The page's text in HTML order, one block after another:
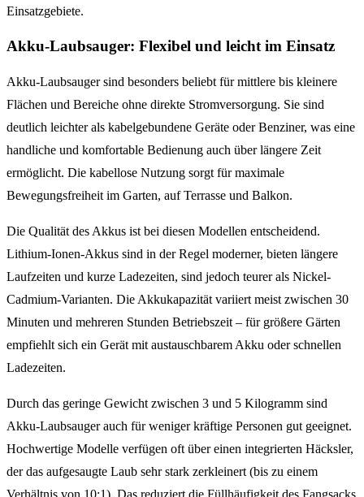
Einsatzgebiete.
Akku-Laubsauger: Flexibel und leicht im Einsatz
Akku-Laubsauger sind besonders beliebt für mittlere bis kleinere
Flächen und Bereiche ohne direkte Stromversorgung. Sie sind
deutlich leichter als kabelgebundene Geräte oder Benziner, was eine
handliche und komfortable Bedienung auch über längere Zeit
ermöglicht. Die kabellose Nutzung sorgt für maximale
Bewegungsfreiheit im Garten, auf Terrasse und Balkon.
Die Qualität des Akkus ist bei diesen Modellen entscheidend.
Lithium-Ionen-Akkus sind in der Regel moderner, bieten längere
Laufzeiten und kurze Ladezeiten, sind jedoch teurer als Nickel-
Cadmium-Varianten. Die Akkukapazität variiert meist zwischen 30
Minuten und mehreren Stunden Betriebszeit – für größere Gärten
empfiehlt sich ein Gerät mit austauschbarem Akku oder schnellen
Ladezeiten.
Durch das geringe Gewicht zwischen 3 und 5 Kilogramm sind
Akku-Laubsauger auch für weniger kräftige Personen gut geeignet.
Hochwertige Modelle verfügen oft über einen integrierten Häcksler,
der das aufgesaugte Laub sehr stark zerkleinert (bis zu einem